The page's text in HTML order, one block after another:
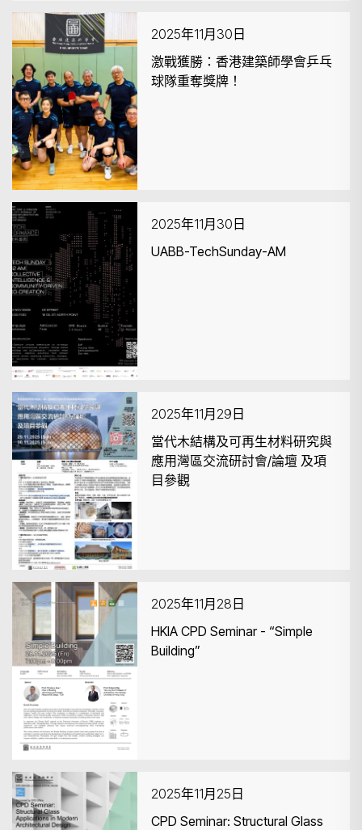
2025年11月30日
激戰獲勝：香港建築師學會乒乓
球隊重奪獎牌！
2025年11月30日
UABB-TechSunday-AM
2025年11月29日
當代木結構及可再生材料研究與
應用灣區交流研討會/論壇 及項
目參觀
2025年11月28日
HKIA CPD Seminar - “Simple
Building”
2025年11月25日
CPD Seminar: Structural Glass